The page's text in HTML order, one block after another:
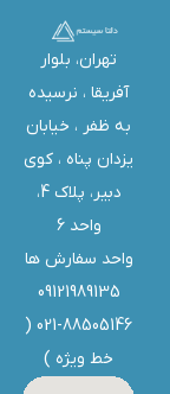
تهران، بلوار
آفریقا ، نرسیده
به ظفر ،‌ خیابان
یزدان پناه ، کوی
دبیر، پلاک 4،
واحد 6
واحد سفارش ها
09121989135
021-88505146 (
خط ویژه )